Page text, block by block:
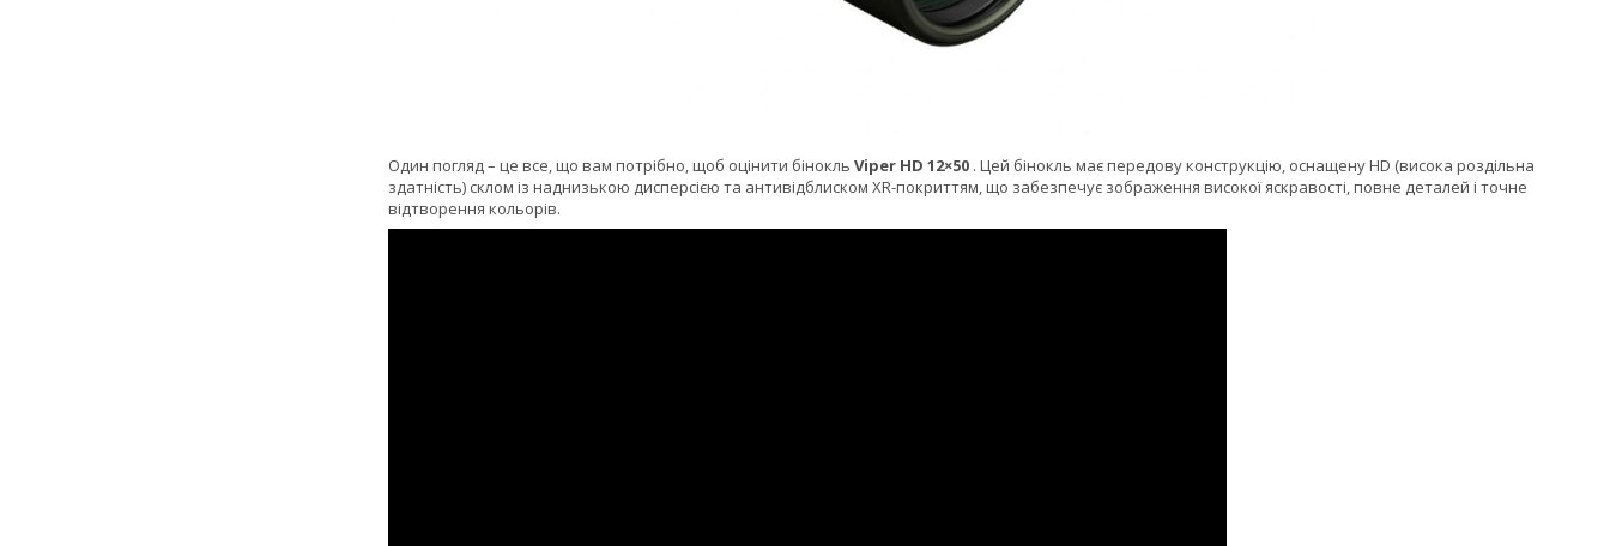
Один погляд – це все, що вам потрібно, щоб оцінити бінокль Viper HD 12×50 . Цей бінокль має передову конструкцію, оснащену HD (висока роздільна
здатність) склом із наднизькою дисперсією та антивідблиском XR-покриттям, що забезпечує зображення високої яскравості, повне деталей і точне
відтворення кольорів.